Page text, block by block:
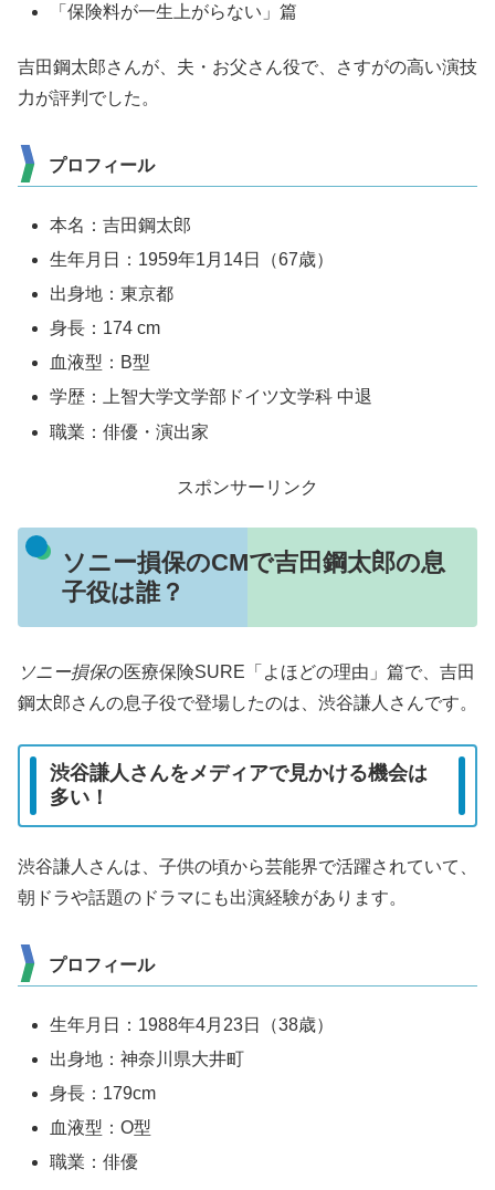
「保険料が一生上がらない」篇
吉田鋼太郎さんが、夫・お父さん役で、さすがの高い演技
力が評判でした。
プロフィール
本名：吉田鋼太郎
生年月日：1959年1月14日（67歳）
出身地：東京都
身長：174 cm
血液型：B型
学歴：上智大学文学部ドイツ文学科 中退
職業：俳優・演出家
スポンサーリンク
ソニー損保のCMで吉田鋼太郎の息
子役は誰？
ソニー損保の医療保険SURE「 よほどの理由」篇で、吉田
鋼太郎さんの息子役で登場したのは、渋谷謙人さんです。
渋谷謙人さんをメディアで見かける機会は
多い！
渋谷謙人さんは、子供の頃から芸能界で活躍されていて、
朝ドラや話題のドラマにも出演経験があります。
プロフィール
生年月日：1988年4月23日（38歳）
出身地：神奈川県大井町
身長：179cm
血液型：O型
職業：俳優